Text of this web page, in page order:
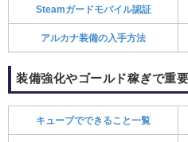
Steamガードモバイル認証
アルカナ装備の入手方法
装備強化やゴールド稼ぎで重
キューブでできること一覧